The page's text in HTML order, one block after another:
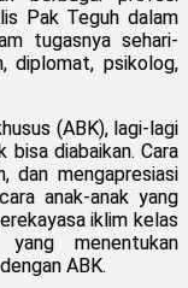
Pak Teguh dalam
tugasnya sehari-
diplomat, psikolog,
(ABK), lagi-lagi
bisa diabaikan. Cara
dan mengapresiasi
anak-anak yang
iklim kelas
menentukan
ABK.